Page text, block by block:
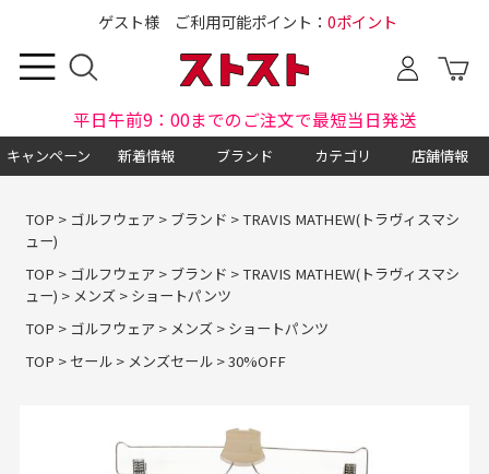
ゲスト様 ご利用可能ポイント： 0ポイント
平日午前9：00までのご注文で最短当日発送
キャンペーン 新着情報 ブランド カテゴリ 店舗情報
TOP > ゴルフウェア > ブランド > TRAVIS MATHEW(トラヴィスマシ
ュー)
TOP > ゴルフウェア > ブランド > TRAVIS MATHEW(トラヴィスマシ
ュー) > メンズ> ショートパンツ
TOP > ゴルフウェア > メンズ> ショートパンツ
TOP > セール> メンズセール>30%OFF